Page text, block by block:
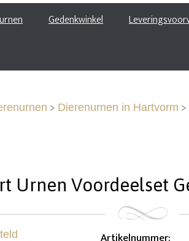
Gedenkwinkel
> Dierenurnen in Hartvorm >
Urnen Voordeelset